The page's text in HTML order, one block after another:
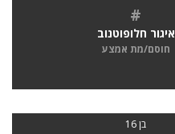
#
איגור חלופוטנוב
חוסם/מת אמצע
בן 16